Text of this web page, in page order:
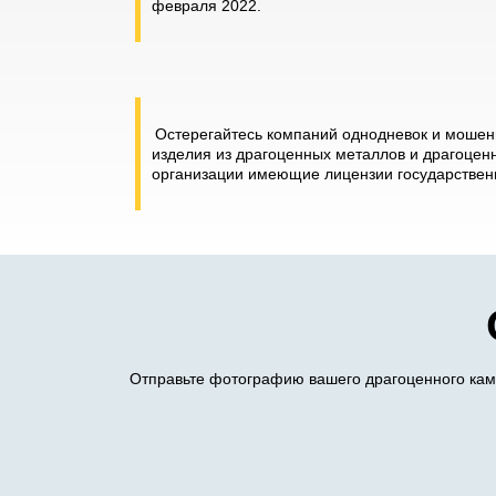
февраля 2022.
Остерегайтесь компаний однодневок и
изделия из драгоценных металлов и
организации имеющие лицензии
Отправьте фотографию вашего драгоценного